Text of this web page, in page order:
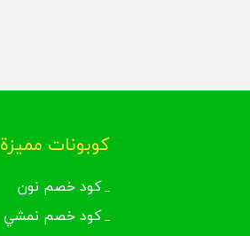
كوبونات مميزة
كود خصم نون
كود خصم نمشي